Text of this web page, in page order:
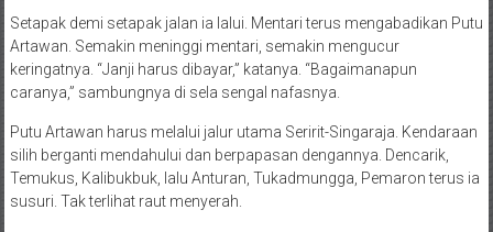
Setapak demi setapak jalan ia lalui. Mentari terus mengabadikan Putu
Artawan. Semakin meninggi mentari, semakin mengucur
keringatnya. “Janji harus dibayar,” katanya. “Bagaimanapun
caranya,” sambungnya di sela sengal nafasnya.
Putu Artawan harus melalui jalur utama Seririt-Singaraja. Kendaraan
silih berganti mendahului dan berpapasan dengannya. Dencarik,
Temukus, Kalibukbuk, lalu Anturan, Tukadmungga, Pemaron terus ia
susuri. Tak terlihat raut menyerah.